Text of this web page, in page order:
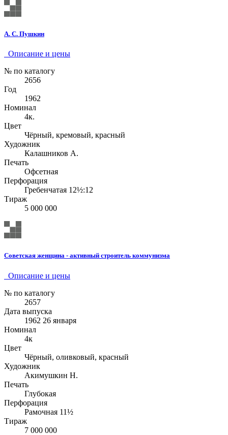
А. С. Пушкин
Описание и цены
№ по каталогу
2656
Год
1962
Номинал
4к.
Цвет
Чёрный, кремовый, красный
Художник
Калашников А.
Печать
Офсетная
Перфорация
Гребенчатая 12½:12
Тираж
5 000 000
Советская женщина - активный строитель коммунизма
Описание и цены
№ по каталогу
2657
Дата выпуска
1962 26 января
Номинал
4к
Цвет
Чёрный, оливковый, красный
Художник
Акимушкин Н.
Печать
Глубокая
Перфорация
Рамочная 11½
Тираж
7 000 000